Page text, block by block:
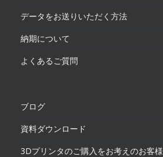
データをお送りいただく方法
納期について
よくあるご質問
ブログ
資料ダウンロード
3Dプリンタのご購入をお考えのお客様